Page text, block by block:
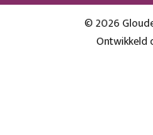
© 2026
Ontwikkeld